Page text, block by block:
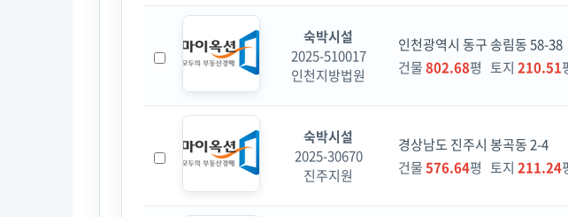
숙박시설
2025-510017
인천지방법원
인천광역시 동구 송림동 58-38
건물802.68평 토지 210.51
숙박시설
2025-30670
진주지원
경상남도 진주시 봉곡동 2-4
건물576.64평 토지 211.24